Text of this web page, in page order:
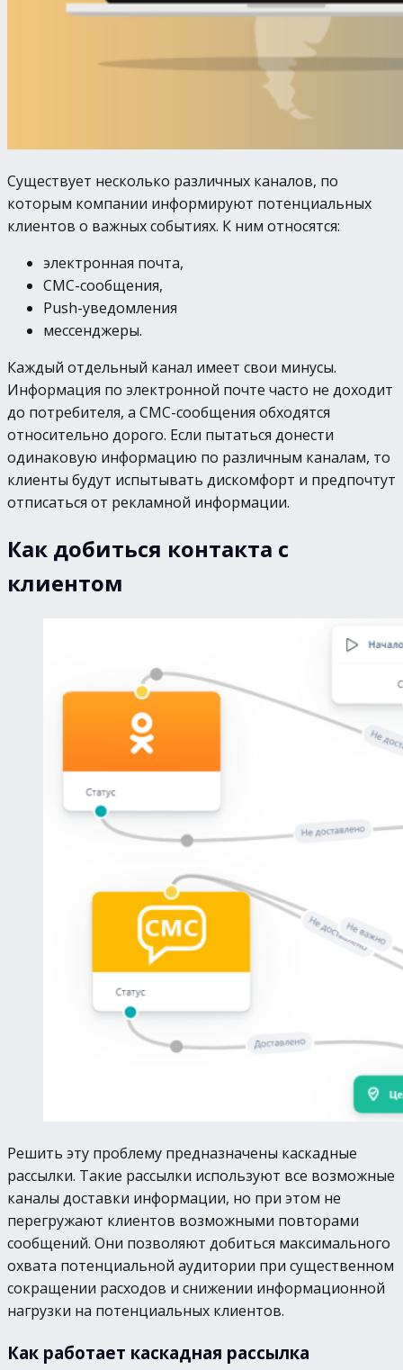
Существует несколько различных каналов, по
которым компании информируют потенциальных
клиентов о важных событиях. К ним относятся:
электронная почта,
СМС-сообщения,
Push-уведомления
мессенджеры.
Каждый отдельный канал имеет свои минусы.
Информация по электронной почте часто не доходит
до потребителя, а СМС-сообщения обходятся
относительно дорого. Если пытаться донести
одинаковую информацию по различным каналам, то
клиенты будут испытывать дискомфорт и предпочтут
отписаться от рекламной информации.
Как добиться контакта с
клиентом
Решить эту проблему предназначены каскадные
рассылки. Такие рассылки используют все возможные
каналы доставки информации, но при этом не
перегружают клиентов возможными повторами
сообщений. Они позволяют добиться максимального
охвата потенциальной аудитории при существенном
сокращении расходов и снижении информационной
нагрузки на потенциальных клиентов.
Как работает каскадная рассылка